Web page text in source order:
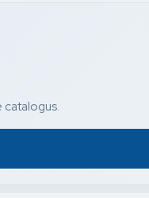
catalogus.